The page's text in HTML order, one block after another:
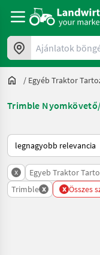
Ajánlatok böngészése
/ Egyéb Traktor
Trimble
Így van sorba
x Egyeb Traktor
Trimble x x Összes